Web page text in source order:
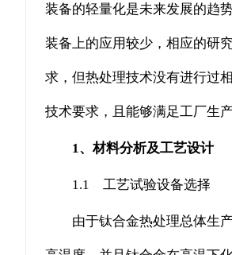
装备的轻量化是未来发展的趋
装备上的应用较少，相应的研
求，但热处理技术没有进行过
技术要求，且能够满足工厂生
1、材料分析及工艺设计
1.1 工艺试验设备选择
由于钛合金热处理总体生